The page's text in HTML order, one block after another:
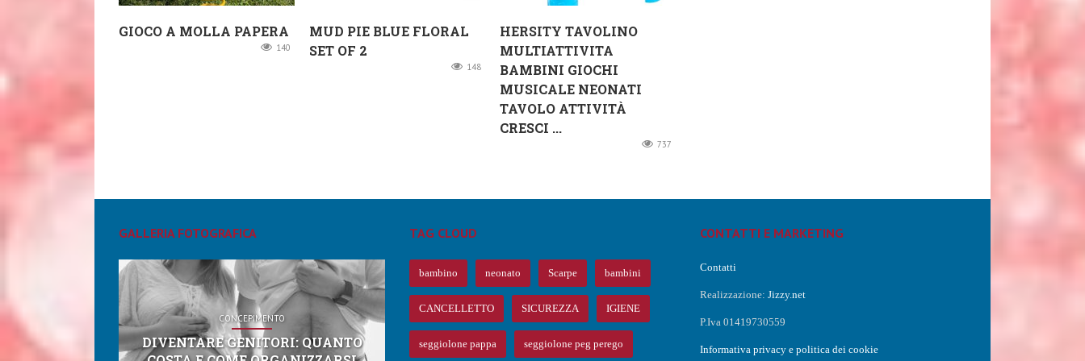
GIOCO A MOLLA PAPERA
140
MUD PIE BLUE FLORAL
SET OF 2
148
HERSITY TAVOLINO
MULTIATTIVITA
BAMBINI GIOCHI
MUSICALE NEONATI
TAVOLO ATTIVITÀ
CRESCI ...
737
GALLERIA FOTOGRAFICA
CONCEPIMENTO
DIVENTARE GENITORI: QUANTO
TAG CLOUD
bambino neonato Scarpe bambini
CANCELLETTO SICUREZZA IGIENE
seggiolone pappa seggiolone peg perego
CONTATTI E MARKETING
Contatti
Realizzazione: Jizzy.net
P.Iva 01419730559
Informativa privacy e politica dei cookie